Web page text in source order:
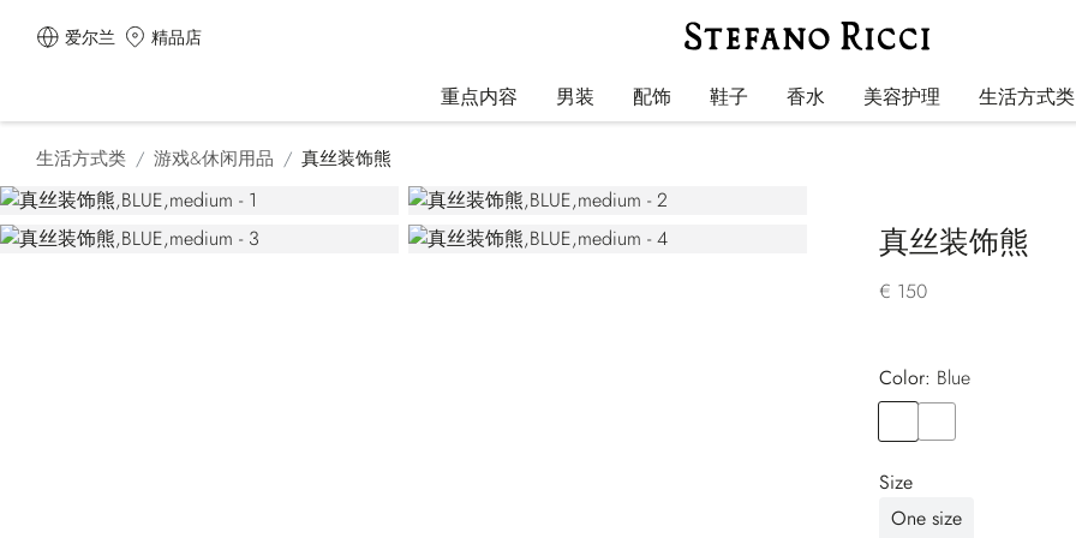
爱尔兰 精品店
重点内容 男装 配饰 鞋子 香水 美容护理 生活方式类
生活方式类 游戏&休闲用品 真丝装饰熊
真丝装饰熊
€ 150
Color:
blue
Size
One size